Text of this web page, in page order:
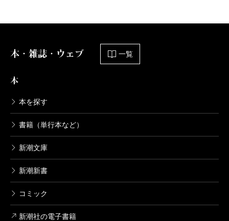
本・雑誌・ウェブ 一覧
本
本を探す
書籍（単行本など）
新潮文庫
新潮新書
コミック
新潮社の電子書籍